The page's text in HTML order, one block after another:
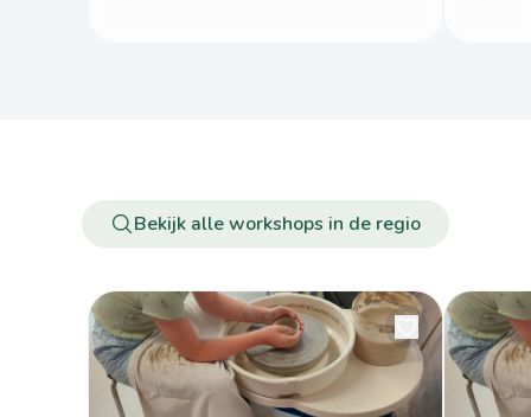
Bekijk alle workshops in de regio